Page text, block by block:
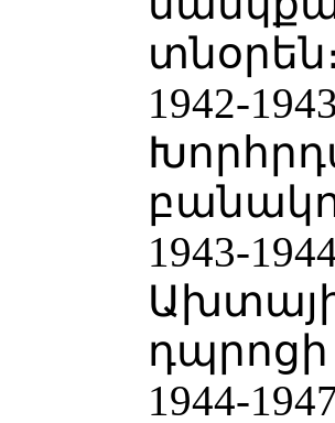
1942-
1943-
դպրոցի
1944-